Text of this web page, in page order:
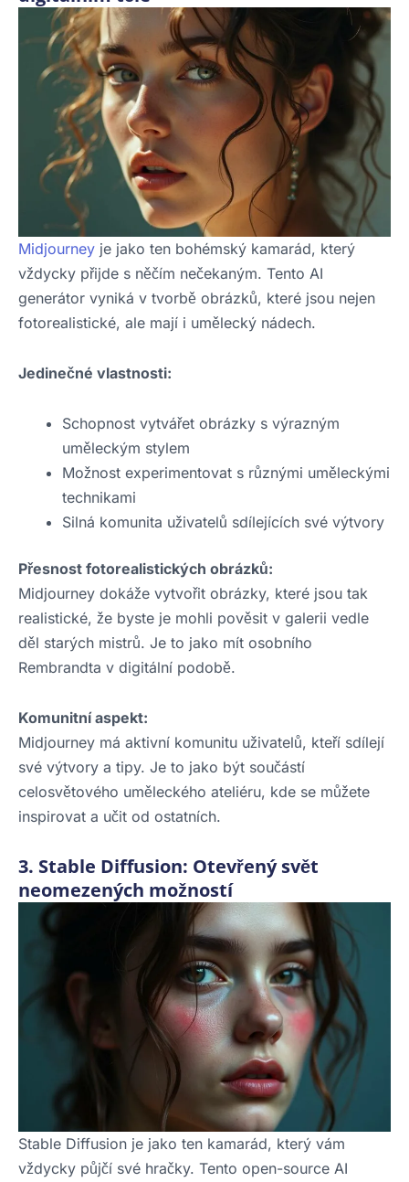
Midjourney je jako ten bohémský kamarád, který
vždycky přijde s něčím nečekaným. Tento AI
generátor vyniká v tvorbě obrázků, které jsou nejen
fotorealistické, ale mají i umělecký nádech.
Jedinečné vlastnosti:
Schopnost vytvářet obrázky s výrazným
uměleckým stylem
Možnost experimentovat s různými uměleckými
technikami
Silná komunita uživatelů sdílejících své výtvory
Přesnost fotorealistických obrázků:
Midjourney dokáže vytvořit obrázky, které jsou tak
realistické, že byste je mohli pověsit v galerii vedle
děl starých mistrů. Je to jako mít osobního
Rembrandta v digitální podobě.
Komunitní aspekt:
Midjourney má aktivní komunitu uživatelů, kteří sdílejí
své výtvory a tipy. Je to jako být součástí
celosvětového uměleckého ateliéru, kde se můžete
inspirovat a učit od ostatních.
3. Stable Diffusion: Otevřený svět
neomezených možností
Stable Diffusion je jako ten kamarád, který vám
vždycky půjčí své hračky. Tento open-source AI